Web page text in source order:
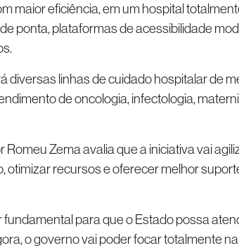
maior eficiência, em um hospital
ponta, plataformas de acessibilidade
diversas linhas de cuidado hospitalar de
de oncologia, infectologia,
Romeu Zema avalia que a iniciativa vai
otimizar recursos e oferecer melhor
fundamental para que o Estado possa
o governo vai poder focar totalmente